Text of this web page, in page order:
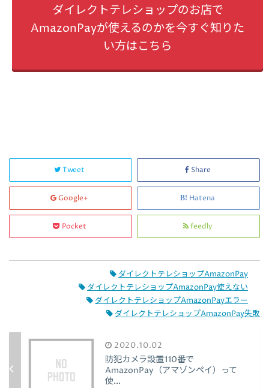
ダイレクトテレショップのお店で
AmazonPayが使えるのかを今すぐ知りた
い方はこちら
Tweet Share
Google+ Hatena
Pocket feedly
ダイレクトテレショップAmazonPay
ダイレクトテレショップAmazonPay使えない
ダイレクトテレショップAmazonPayエラー
ダイレクトテレショップAmazonPay失敗
2020.10.02
防犯カメラ設置110番で
AmazonPay（アマゾンペイ）って
使...